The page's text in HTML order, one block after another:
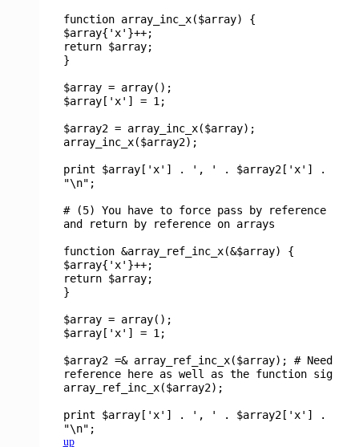
function array_inc_x($array) {
$array{ 'x' }++;
return $array;
}
$array = array();
$array[ 'x' ] = 1 ;
$array2 = array_inc_x($array);
array_inc_x($array2);
print $array[ 'x' ] . ', ' . $array2[ 'x' ] .
"\n" ;
# (5) You have to force pass by reference
and return by reference on arrays
function &array_ref_inc_x(&$array) {
$array{ 'x' }++;
return $array;
}
$array = array();
$array[ 'x' ] = 1 ;
$array2 =& array_ref_inc_x($array); # Need
reference here as well as the function sig
array_ref_inc_x($array2);
print $array[ 'x' ] . ', ' . $array2[ 'x' ] .
"\n" ;
up